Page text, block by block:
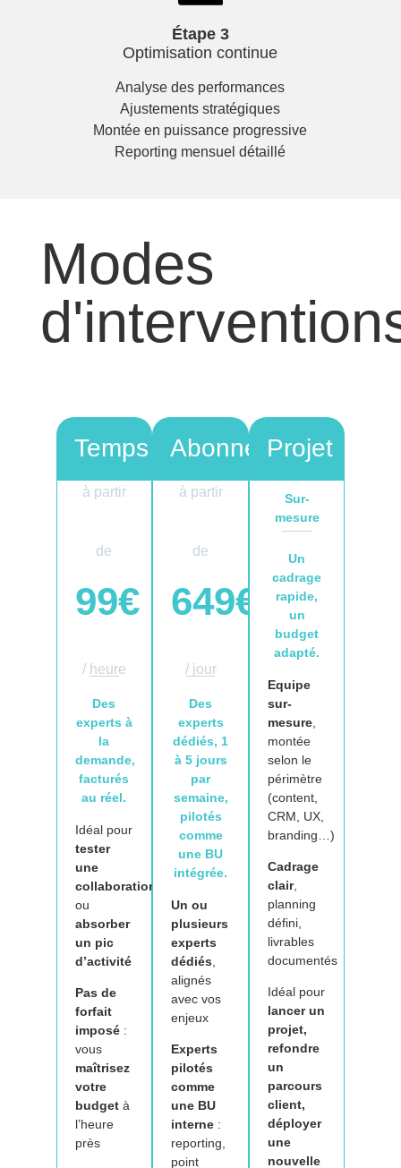
Étape 3
Optimisation continue
Analyse des performances
Ajustements stratégiques
Montée en puissance progressive
Reporting mensuel détaillé
Modes
Temps
à partir
de
99€
/ heure
Des
experts à
la
demande,
facturés
au réel.
Idéal pour
tester
une
collaboration
ou
absorber
un pic
d’activité
Pas de
forfait
imposé:
vous
maîtrisez
votre
budgetà
l’heure
près
Abonnement
à partir
de
649€
/ jour
Des
experts
dédiés, 1
à 5 jours
par
semaine,
pilotés
comme
une BU
intégrée.
Un ou
plusieurs
experts
dédiés
alignés
avec vos
enjeux
Experts
pilotés
comme
une BU
interne :
reporting,
point
Projet
Sur-
mesure
Un
cadrage
rapide,
un
budget
adapté.
Equipe
sur-
mesure,
montée
selon le
périmètre
(content,
CRM, UX,
branding…)
Cadrage
clair,
planning
défini,
livrables
documentés
Idéal pour
lancer un
projet,
refondre
un
parcours
client,
déployer
une
nouvelle